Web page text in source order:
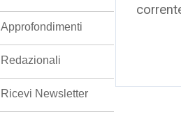
Approfondimenti
Redazionali
Ricevi Newsletter